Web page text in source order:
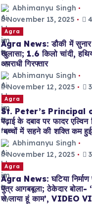
Abhimanyu Singh
November 13, 2025
Agra
Agra News: डौकी में
खुलासा; 1.6 किलो चांदी,
अपराधी गिरफ्तार
Abhimanyu Singh
November 12, 2025
Agra
St. Peter’s Principal
पढ़ाई के दबाव पर फादर एल्विन
‘बच्चों में सहने की शक्ति कम
Abhimanyu Singh
November 12, 2025
Agra
Agra News: घटिया निर्माण
पुत्र आगबबूला; ठेकेदार बोला-
से लाया हूं काम’, VIDEO